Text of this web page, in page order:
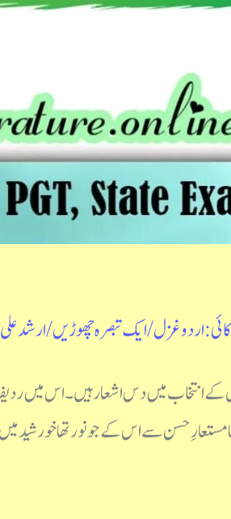
اردو غزل/ایک تبصرہ چھوڑیں/ارشد علی
انتخاب میں دس اشعار ہیں۔ اس میں
حسن سے اس کے جو نور تھا خورشید